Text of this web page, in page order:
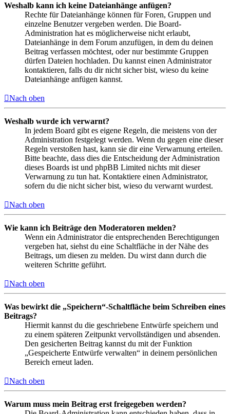
Weshalb kann ich keine Dateianhänge anfügen?
Rechte für Dateianhänge können für Foren, Gruppen und
einzelne Benutzer vergeben werden. Die Board-
Administration hat es möglicherweise nicht erlaubt,
Dateianhänge in dem Forum anzufügen, in dem du deinen
Beitrag verfassen möchtest, oder nur bestimmte Gruppen
dürfen Dateien hochladen. Du kannst einen Administrator
kontaktieren, falls du dir nicht sicher bist, wieso du keine
Dateianhänge anfügen kannst.
Nach oben
Weshalb wurde ich verwarnt?
In jedem Board gibt es eigene Regeln, die meistens von der
Administration festgelegt werden. Wenn du gegen eine dieser
Regeln verstoßen hast, kann sie dir eine Verwarnung erteilen.
Bitte beachte, dass dies die Entscheidung der Administration
dieses Boards ist und phpBB Limited nichts mit dieser
Verwarnung zu tun hat. Kontaktiere einen Administrator,
sofern du die nicht sicher bist, wieso du verwarnt wurdest.
Nach oben
Wie kann ich Beiträge den Moderatoren melden?
Wenn ein Administrator die entsprechenden Berechtigungen
vergeben hat, siehst du eine Schaltfläche in der Nähe des
Beitrags, um diesen zu melden. Du wirst dann durch die
weiteren Schritte geführt.
Nach oben
Was bewirkt die „Speichern“-Schaltfläche beim Schreiben eines
Beitrags?
Hiermit kannst du die geschriebene Entwürfe speichern und
zu einem späteren Zeitpunkt vervollständigen und absenden.
Den gesicherten Beitrag kannst du mit der Funktion
„Gespeicherte Entwürfe verwalten“ in deinem persönlichen
Bereich erneut laden.
Nach oben
Warum muss mein Beitrag erst freigegeben werden?